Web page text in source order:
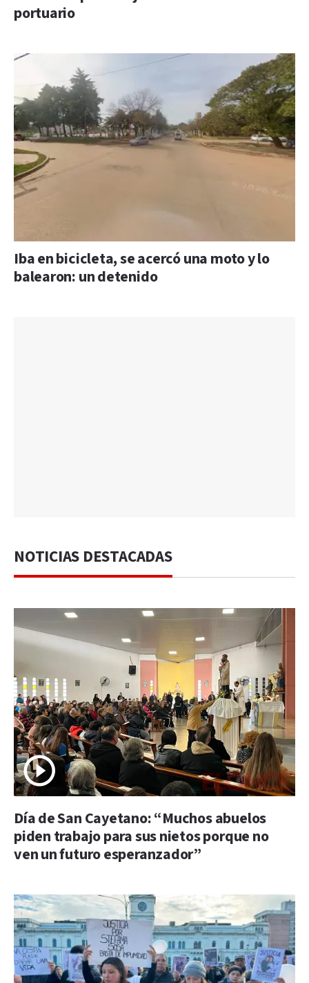
portuario
Iba en bicicleta, se acercó una moto y lo
balearon: un detenido
NOTICIAS DESTACADAS
Día de San Cayetano: “Muchos abuelos
piden trabajo para sus nietos porque no
ven un futuro esperanzador”